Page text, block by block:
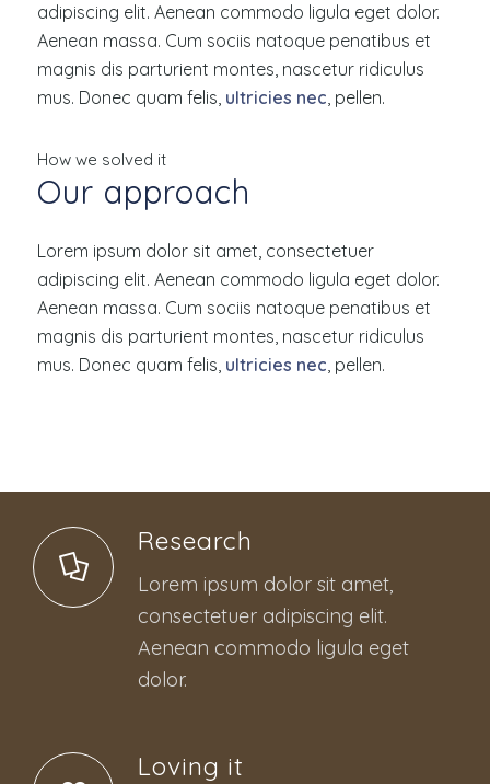
adipiscing elit. Aenean commodo ligula eget dolor.
Aenean massa. Cum sociis natoque penatibus et
magnis dis parturient montes, nascetur ridiculus
mus. Donec quam felis, ultricies nec, pellen.
How we solved it
Our approach
Lorem ipsum dolor sit amet, consectetuer
adipiscing elit. Aenean commodo ligula eget dolor.
Aenean massa. Cum sociis natoque penatibus et
magnis dis parturient montes, nascetur ridiculus
mus. Donec quam felis, ultricies nec , pellen.
Research
Lorem ipsum dolor sit amet,
consectetuer adipiscing elit.
Aenean commodo ligula eget
dolor.
Loving it